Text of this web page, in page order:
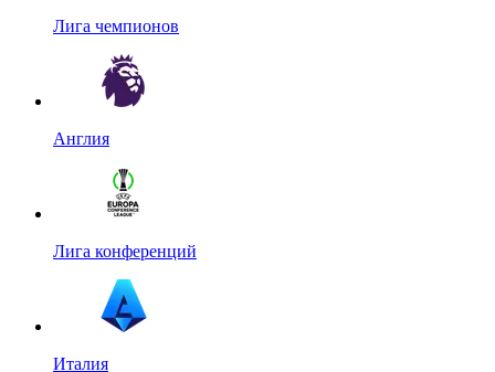
Лига чемпионов
Англия
Лига конференций
Италия